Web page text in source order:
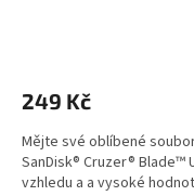
249 Kč
Mějte své oblíbené
SanDisk® Cruzer® Blade™
vzhledu a a vysoké